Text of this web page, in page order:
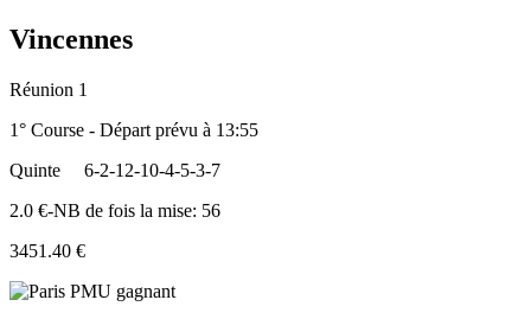
Vincennes
Réunion 1
1° Course - Départ prévu à 13:55
Quinte
6-2-12-10-4-5-3-7
2.0 €-NB de fois la mise: 56
3451.40 €